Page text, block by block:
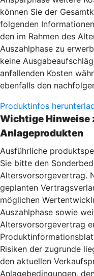
können Sie der
folgenden
den im Rahmen des
Auszahlphase zu
keine
anfallenden Kosten
ebenfalls den
Produktinfos
Wichtige Hinweise
Anlageprodukten
Ausführliche
Sie bitte den
Altersvorsorgevertrag.
geplanten
möglichen
Auszahlphase sowie
Altersvorsorgevertrag
Risiken der zugrunde
den aktuellen
Anlagebedingungen,